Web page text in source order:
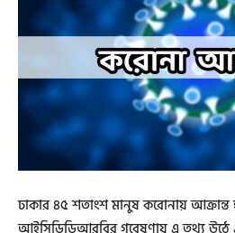
ঢাকার ৪৫ শতাংশ মানুষ করোনায়